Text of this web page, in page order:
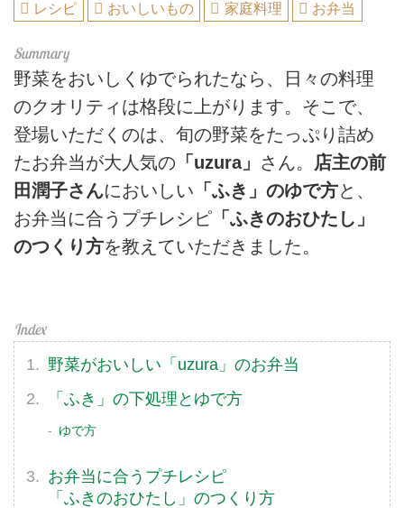
レシピ おいしいもの 家庭料理 お弁当
野菜をおいしくゆでられたなら、日々の料理
のクオリティは格段に上がります。そこで、
登場いただくのは、旬の野菜をたっぷり詰め
たお弁当が大人気の 「uzura」 さん。 店主の前
田潤子さんにおいしい 「ふき」のゆで方と、
お弁当に合うプチレシピ 「ふきのおひたし」
のつくり方を教えていただきました。
野菜がおいしい「uzura」のお弁当
「ふき」の下処理とゆで方
ゆで方
お弁当に合うプチレシピ
「ふきのおひたし」のつくり方